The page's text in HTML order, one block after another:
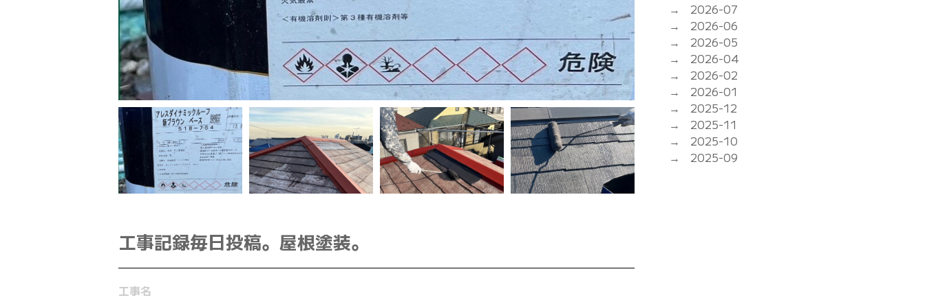
工事記録毎日投稿。屋根塗装。
工事名
2026-07
2026-06
2026-05
2026-04
2026-02
2026-01
2025-12
2025-11
2025-10
2025-09